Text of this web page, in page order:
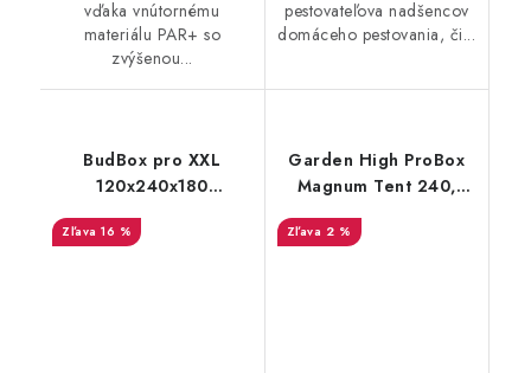
vďaka vnútornému
materiálu PAR+ so
zvýšenou...
pestovateľova nadšencov
domáceho pestovania, či...
BudBox pro XXL
120x240x180
pod strechu
16 %
Garden High ProBox
Magnum Tent 240,
2 %